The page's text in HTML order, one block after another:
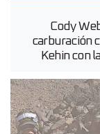
Cody
carburación
Kehin con